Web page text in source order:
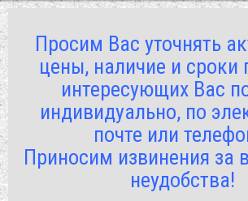
Просим Вас уточнять
цены, наличие и сроки
интересующих Вас
индивидуально, по
почте или
Приносим извинения за
неудобства!